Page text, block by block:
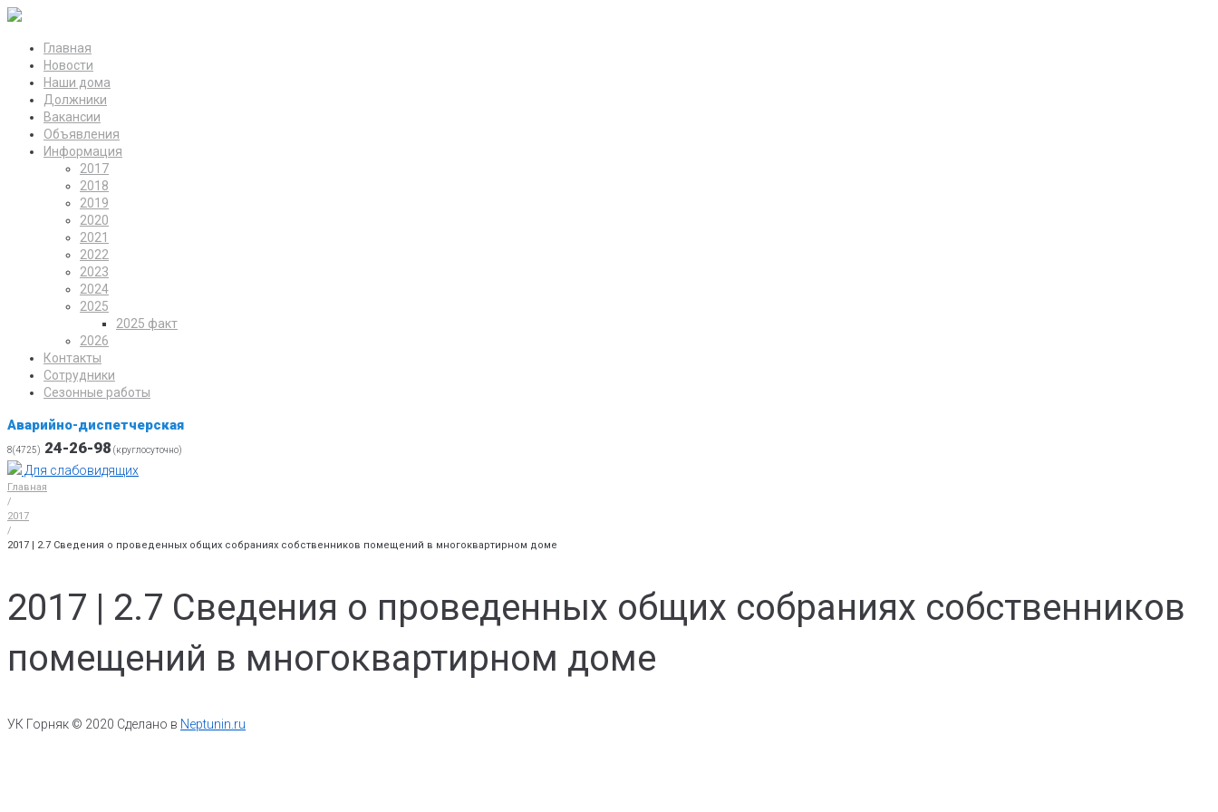
Главная
Новости
Наши дома
Должники
Вакансии
Объявления
Информация
2017
2018
2019
2020
2021
2022
2023
2024
2025
2025 факт
2026
Контакты
Сотрудники
Сезонные работы
Аварийно-диспетчерская
8(4725) 24-26-98 (круглосуточно)
Для слабовидящих
Главная
/
2017
/
2017 | 2.7 Сведения о проведенных общих собраниях собственников помещений в многоквартирном доме
2017 | 2.7 Сведения о проведенных общих собраниях собственников
помещений в многоквартирном доме
УК Горняк © 2020 Сделано в Neptunin.ru